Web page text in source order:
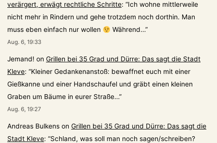
verärgert, erwägt rechtliche Schritte: “Ich wohne mittlerweile
nicht mehr in Rindern und gehe trotzdem noch dorthin. Man
muss eben einfach nur wollen
Während…”
Aug. 6, 19:33
Jemand! on Grillen bei 35 Grad und Dürre: Das sagt die Stadt
Kleve: “Kleiner Gedankenanstoß: bewaffnet euch mit einer
Gießkanne und einer Handschaufel und gräbt einen kleinen
Graben um Bäume in eurer Straße…”
Aug. 6, 19:27
Andreas Bulkens on Grillen bei 35 Grad und Dürre: Das sagt die
Stadt Kleve: “Schland, was soll man noch sagen/schreiben?